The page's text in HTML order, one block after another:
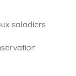
saladiers